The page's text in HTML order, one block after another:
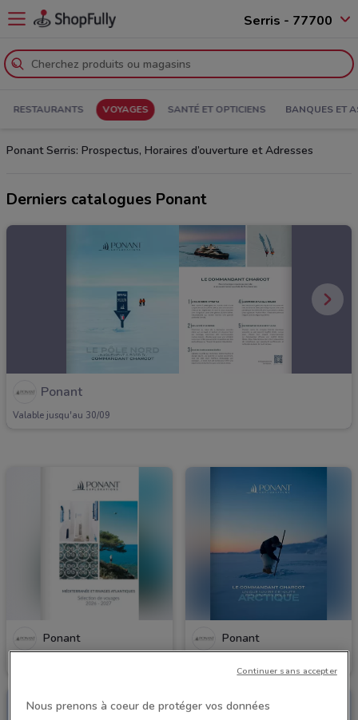
Serris - 77700
RESTAURANTS VOYAGES SANTÉ ET OPTICIENS BANQUES ET
Ponant Serris: Prospectus, Horaires d’ouverture et Adresses
Derniers catalogues Ponant
Ponant
Valable jusqu'au 30/09
Ponant Ponant
Nous prenons à coeur de protéger vos données
Continuer sans accepter